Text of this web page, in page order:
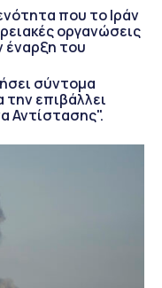
που το Ιράν
οργανώσεις
έναρξη του
σύντομα
επιβάλλει
Αντίστασης".